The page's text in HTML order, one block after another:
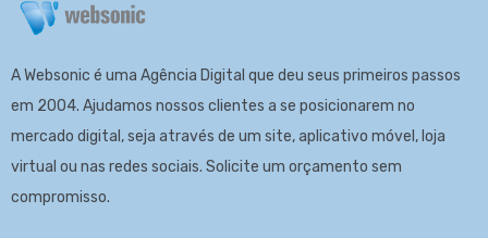
A Websonic é uma Agência Digital que deu seus primeiros passos
em 2004. Ajudamos nossos clientes a se posicionarem no
mercado digital, seja através de um site, aplicativo móvel, loja
virtual ou nas redes sociais. Solicite um orçamento sem
compromisso.